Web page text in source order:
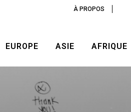
À PROPOS
EUROPE ASIE AFRIQUE